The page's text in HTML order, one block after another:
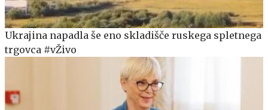
Ukrajina napadla še eno skladišče ruskega spletnega
trgovca #vŽivo